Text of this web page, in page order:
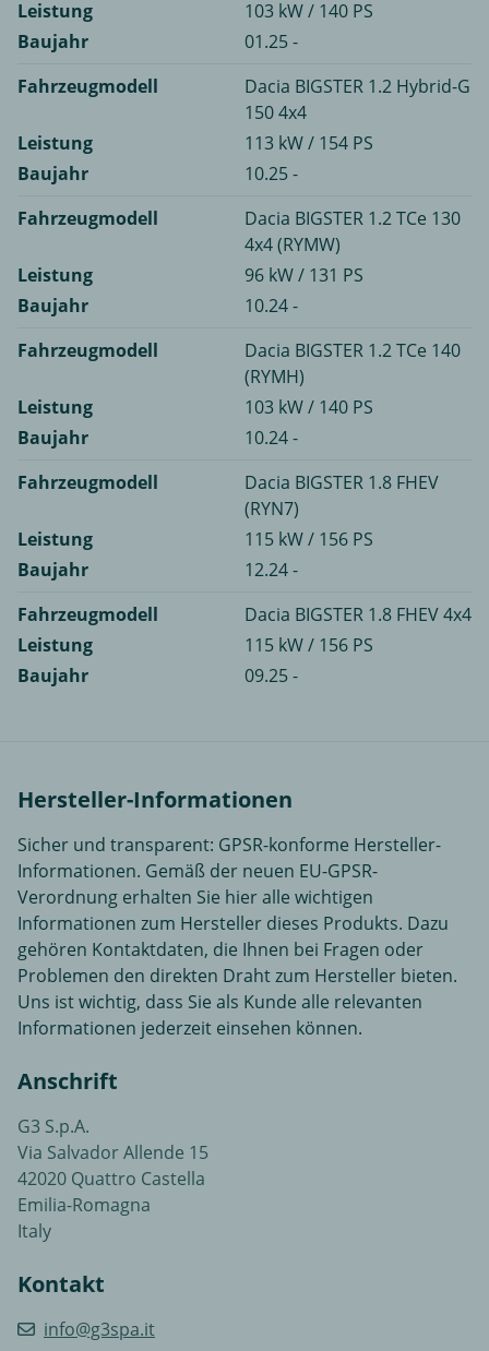
Leistung
103 kW / 140 PS
Baujahr
01.25 -
Fahrzeugmodell
Dacia BIGSTER 1.2 Hybrid-G
150 4x4
Leistung
113 kW / 154 PS
Baujahr
10.25 -
Fahrzeugmodell
Dacia BIGSTER 1.2 TCe 130
4x4 (RYMW)
Leistung
96 kW / 131 PS
Baujahr
10.24 -
Fahrzeugmodell
Dacia BIGSTER 1.2 TCe 140
(RYMH)
Leistung
103 kW / 140 PS
Baujahr
10.24 -
Fahrzeugmodell
Dacia BIGSTER 1.8 FHEV
(RYN7)
Leistung
115 kW / 156 PS
Baujahr
12.24 -
Fahrzeugmodell
Dacia BIGSTER 1.8 FHEV 4x4
Leistung
115 kW / 156 PS
Baujahr
09.25 -
Hersteller-Informationen
Sicher und transparent: GPSR-konforme Hersteller-
Informationen. Gemäß der neuen EU-GPSR-
Verordnung erhalten Sie hier alle wichtigen
Informationen zum Hersteller dieses Produkts. Dazu
gehören Kontaktdaten, die Ihnen bei Fragen oder
Problemen den direkten Draht zum Hersteller bieten.
Uns ist wichtig, dass Sie als Kunde alle relevanten
Informationen jederzeit einsehen können.
Anschrift
G3 S.p.A.
Via Salvador Allende 15
42020 Quattro Castella
Emilia-Romagna
Italy
Kontakt
info@g3spa.it